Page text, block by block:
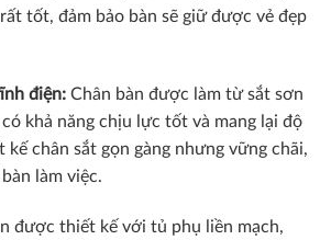
tốt, đảm bảo bàn sẽ giữ được vẻ đẹp
điện: Chân bàn được làm từ sắt sơn
khả năng chịu lực tốt và mang lại độ
chân sắt gọn gàng nhưng vững chãi,
làm việc.
được thiết kế với tủ phụ liền mạch,